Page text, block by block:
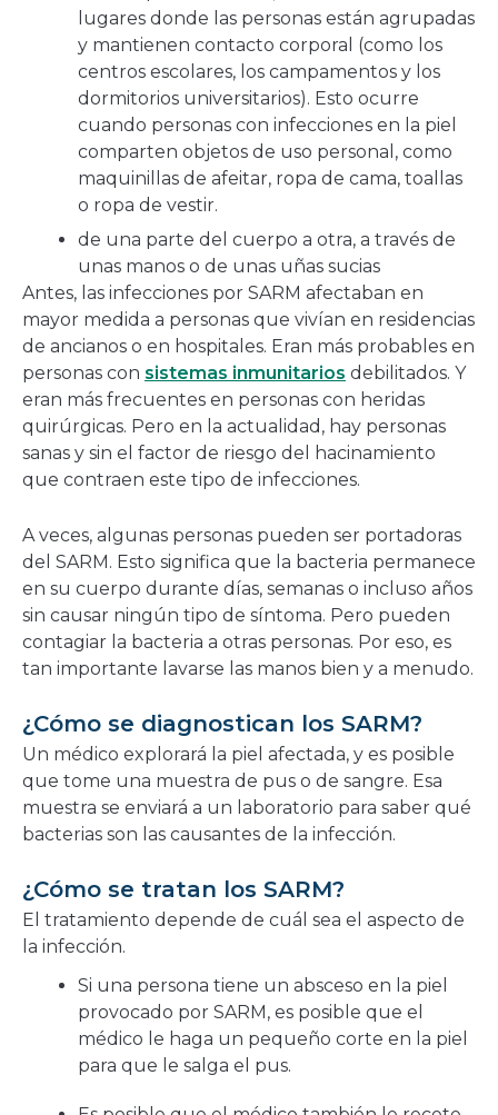
lugares donde las personas están agrupadas
y mantienen contacto corporal (como los
centros escolares, los campamentos y los
dormitorios universitarios). Esto ocurre
cuando personas con infecciones en la piel
comparten objetos de uso personal, como
maquinillas de afeitar, ropa de cama, toallas
o ropa de vestir.
de una parte del cuerpo a otra, a través de
unas manos o de unas uñas sucias
Antes, las infecciones por SARM afectaban en
mayor medida a personas que vivían en residencias
de ancianos o en hospitales. Eran más probables en
personas con sistemas inmunitarios debilitados. Y
eran más frecuentes en personas con heridas
quirúrgicas. Pero en la actualidad, hay personas
sanas y sin el factor de riesgo del hacinamiento
que contraen este tipo de infecciones.
A veces, algunas personas pueden ser portadoras
del SARM. Esto significa que la bacteria permanece
en su cuerpo durante días, semanas o incluso años
sin causar ningún tipo de síntoma. Pero pueden
contagiar la bacteria a otras personas. Por eso, es
tan importante lavarse las manos bien y a menudo.
¿Cómo se diagnostican los SARM?
Un médico explorará la piel afectada, y es posible
que tome una muestra de pus o de sangre. Esa
muestra se enviará a un laboratorio para saber qué
bacterias son las causantes de la infección.
¿Cómo se tratan los SARM?
El tratamiento depende de cuál sea el aspecto de
la infección.
Si una persona tiene un absceso en la piel
provocado por SARM, es posible que el
médico le haga un pequeño corte en la piel
para que le salga el pus.